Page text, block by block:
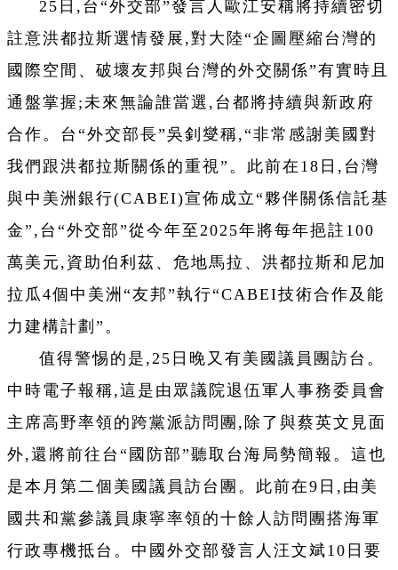
25日,台“外交部”發言人歐江安稱將持續密切
註意洪都拉斯選情發展,對大陸“企圖壓縮台灣的
國際空間、破壞友邦與台灣的外交關係”有實時且
通盤掌握;未來無論誰當選,台都將持續與新政府
合作。台“外交部長”吳釗燮稱,“非常感謝美國對
我們跟洪都拉斯關係的重視”。此前在18日,台灣
與中美洲銀行(CABEI)宣佈成立“夥伴關係信託基
金”,台“外交部”從今年至2025年將每年挹註100
萬美元,資助伯利茲、危地馬拉、洪都拉斯和尼加
拉瓜4個中美洲“友邦”執行“CABEI技術合作及能
力建構計劃”。
值得警惕的是,25日晚又有美國議員團訪台。
中時電子報稱,這是由眾議院退伍軍人事務委員會
主席高野率領的跨黨派訪問團,除了與蔡英文見面
外,還將前往台“國防部”聽取台海局勢簡報。這也
是本月第二個美國議員訪台團。此前在9日,由美
國共和黨參議員康寧率領的十餘人訪問團搭海軍
行政專機抵台。中國外交部發言人汪文斌10日要